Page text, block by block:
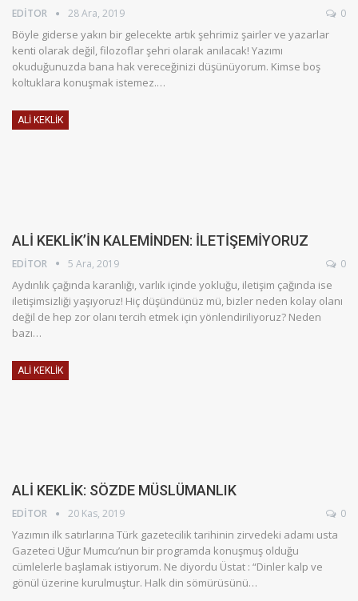
EDITOR 28 Ara, 2019 0
Böyle giderse yakın bir gelecekte artık şehrimiz şairler ve yazarlar
kenti olarak değil, filozoflar şehri olarak anılacak! Yazımı
okuduğunuzda bana hak vereceğinizi düşünüyorum. Kimse boş
koltuklara konuşmak istemez.…
ALI KEKLIK
ALİ KEKLİK’İN KALEMİNDEN: İLETİŞEMİYORUZ
EDITOR 5 Ara, 2019 0
Aydınlık çağında karanlığı, varlık içinde yokluğu, iletişim çağında ise
iletişimsizliği yaşıyoruz! Hiç düşündünüz mü, bizler neden kolay olanı
değil de hep zor olanı tercih etmek için yönlendiriliyoruz? Neden
bazı…
ALI KEKLIK
ALİ KEKLİK: SÖZDE MÜSLÜMANLIK
EDITOR 20 Kas, 2019 0
Yazımın ilk satırlarına Türk gazetecilik tarihinin zirvedeki adamı usta
Gazeteci Uğur Mumcu’nun bir programda konuşmuş olduğu
cümlelerle başlamak istiyorum. Ne diyordu Üstat : “Dinler kalp ve
gönül üzerine kurulmuştur. Halk din sömürüsünü…